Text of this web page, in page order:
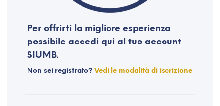
Per offrirti la migliore esperienza
possibile accedi qui al tuo account
SIUMB.
Non sei registrato? Vedi le modalità di iscrizione